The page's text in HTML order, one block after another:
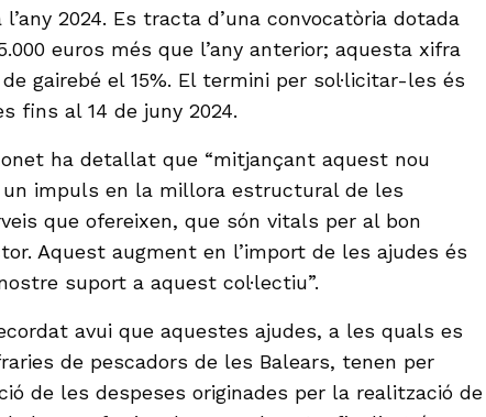
2024. Es tracta d’una convocatòria dotada
euros més que l’any anterior; aquesta xifra
gairebé el 15%. El termini per sol·licitar-les és
fins al 14 de juny 2024.
ha detallat que “mitjançant aquest nou
impuls en la millora estructural de les
que ofereixen, que són vitals per al bon
Aquest augment en l’import de les ajudes és
suport a aquest col·lectiu”.
avui que aquestes ajudes, a les quals es
de pescadors de les Balears, tenen per
de les despeses originades per la realització de